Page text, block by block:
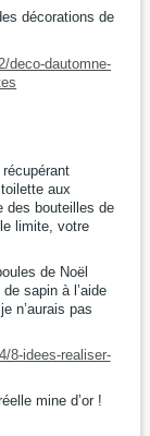
décorations de
deco-dautomne-
aux
des bouteilles de
limite, votre
de Noël
sapin à l’aide
n’aurais pas
8-idees-realiser-
mine d’or !